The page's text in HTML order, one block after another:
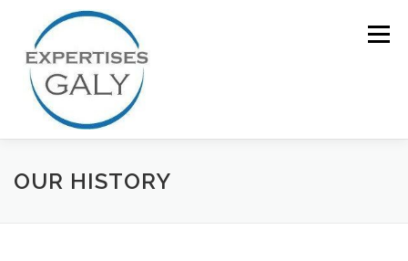
contenu
Menu
ACCUEIL NOTRE EXPERTISE
OUR HISTORY